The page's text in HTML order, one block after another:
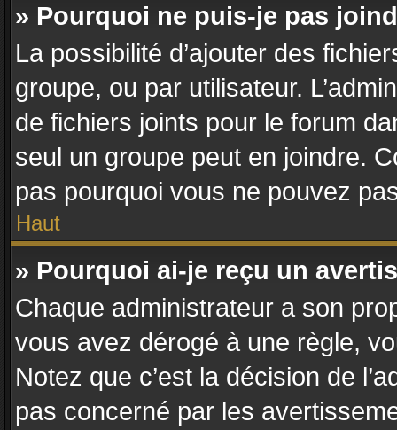
» Pourquoi ne puis-je pas
La possibilité d’ajouter des
groupe, ou par utilisateur.
de fichiers joints pour le forum
seul un groupe peut en joindre.
pas pourquoi vous ne pouvez
Haut
» Pourquoi ai-je reçu un
Chaque administrateur a son
vous avez dérogé à une règle,
Notez que c’est la décision de
pas concerné par les